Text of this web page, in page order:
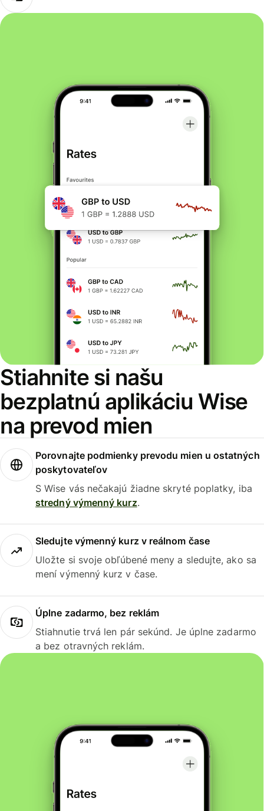
Stiahnite si našu
bezplatnú aplikáciu Wise
na prevod mien
Porovnajte podmienky prevodu mien u ostatných
poskytovateľov
S Wise vás nečakajú žiadne skryté poplatky, iba
stredný výmenný kurz.
Sledujte výmenný kurz v reálnom čase
Uložte si svoje obľúbené meny a sledujte, ako sa
mení výmenný kurz v čase.
Úplne zadarmo, bez reklám
Stiahnutie trvá len pár sekúnd. Je úplne zadarmo
a bez otravných reklám.